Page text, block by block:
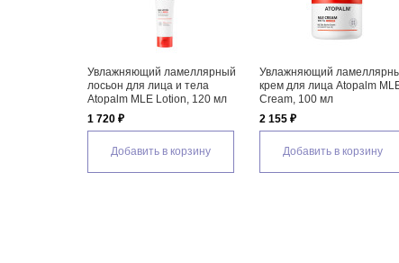
ламеллярный
лица Atopalm Face
Увлажняющий крем для лица
Klairs Rich Moist Soothing
Cream
Добавить в корзину
Увлажняющий
AXIS-Y Biome
Indulging Cream
Добавить в